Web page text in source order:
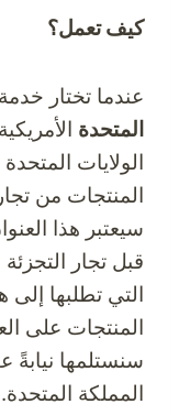
كيف تعمل؟
عندما تختار خدمة
المتحدة
الولايات
المنتجات من
سيعتبر هذا
قبل تجار
التي تطلبها إلى
المنتجات على
سنستلمها نيابةً
المملكة المتحدة.